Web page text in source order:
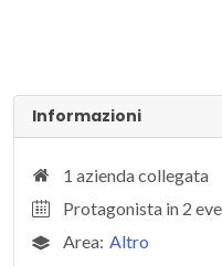
Informazioni
1 azienda collegata
Protagonista in 2
Area: Altro